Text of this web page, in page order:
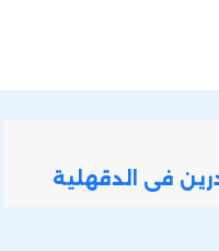
فى الدقهلية